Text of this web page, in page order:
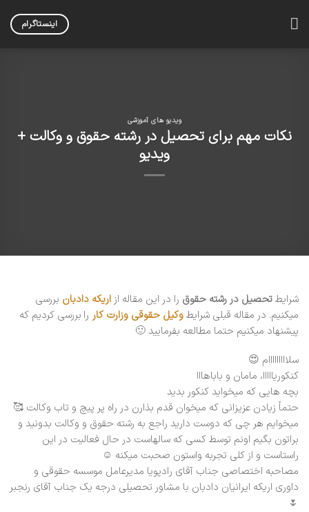
اینستاگرام
ویدیو های آموزشی
نکات مهم برای تحصیل در رشته حقوق و وکالت +
ویدیو
شرایطتحصیل در رشته حقوق را در این مقاله از اریکه دادبان بررسی
میکنیم. در مقاله قبلی شرایطوکیل حقوقی وزارت کار را بررسی کردیم که
پیشنهاد میکنیم حتما مطالعه بفرمایید 🙂
سلااااااااام 😍
کنکوریااااا، مامان و باباهااا
بچه هایی که میخواید کنکور بدید
حتماً زیادن عزیزانی که میخوان قدم بذارن در راه پر پیچ و تاب وکالت 🥰
میخوایم هر چی که دوست دارید راجع به رشته حقوق و وکالت بدونید و
براتون بگیم اونم توسط کسی که سالهاست در حال فعالیت در این
راستاست و از کلی تجربه واستون صحبت میکنه ☺️
مصاحبه اختصاصی جناب آقای رادپویا مدیرعامل موسسه حقوقی و
داوری اریکه ایرانیان دادبان با مشاور تحصیلی درجه یک جناب آقای رنجبر
🌷